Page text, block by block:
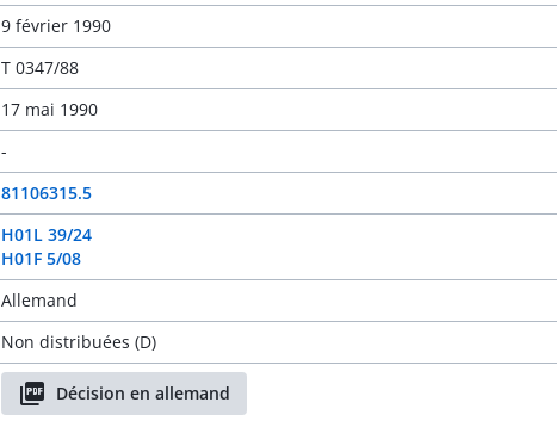
9 février 1990
T 0347/88
17 mai 1990
-
81106315.5
H01L 39/24
H01F 5/08
Allemand
Non distribuées (D)
Décision en allemand